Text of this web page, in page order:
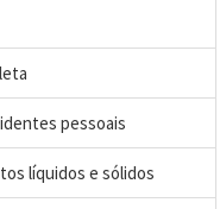
pessoais
líquidos e sólidos